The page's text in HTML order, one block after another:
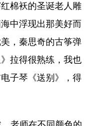
棉袄的圣诞老人雕
中浮现出那美好而
，秦思奇的古筝弹
拉得很熟练，我也
子琴《送别》，得